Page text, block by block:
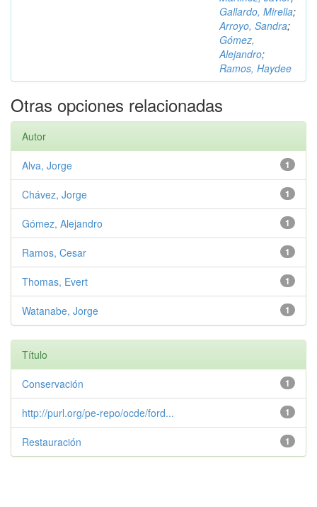
Gallardo, Mirella;
Arroyo, Sandra;
Gómez,
Alejandro;
Ramos, Haydee
Otras opciones relacionadas
Autor
1
Alva, Jorge
1
Chávez, Jorge
1
Gómez, Alejandro
1
Ramos, Cesar
1
Thomas, Evert
1
Watanabe, Jorge
Título
1
Conservación
1
http://purl.org/pe-repo/ocde/ford...
1
Restauración